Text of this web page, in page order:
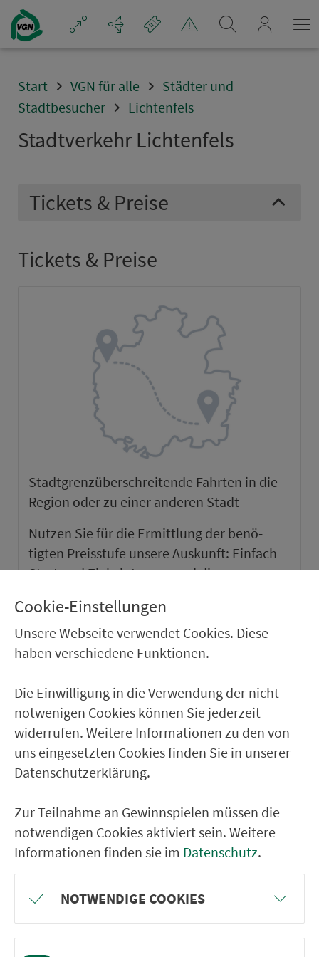
Navigation überspringen
Start VGN für alle
Städter und
Stadtbesucher
Lichtenfels
Stadt­ver­kehr Lichten­fels
Tickets & Preise
Tickets & Preise
Stadtgrenzüber­schrei­tende Fahrten in die
Region oder zu einer anderen Stadt
Nutzen Sie für die Er­mitt­lung der be­nö­
tigten Preis­stufe unsere Auskunft: Ein­fach
Start und Ziel ein­tra­gen und die
Ihnen die be­nö­tigte Preis­stufe sowie alle
verfügbaren Tickets & Preise angezeigt.
Ticketkauf
Liniennetz
Linien
Park & Ride
Cookie-Einstellungen
Unsere Webseite verwendet Cookies. Diese
haben verschiedene Funktionen.
Die Einwilligung in die Verwendung der nicht
notwenigen Cookies können Sie jederzeit
widerrufen. Weitere Informationen zu den von
uns eingesetzten Cookies finden Sie in unserer
Datenschutzerklärung.
Zur Teilnahme an Gewinnspielen müssen die
notwendigen Cookies aktiviert sein. Weitere
Informationen finden sie im Datenschutz.
NOTWENDIGE COOKIES